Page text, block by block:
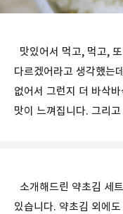
맛있어서 먹고, 먹고,
다르겠어라고 생각했는
없어서 그런지 더 바삭
맛이 느껴집니다. 그리
소개해드린 약초김 세
있습니다. 약초김 외에